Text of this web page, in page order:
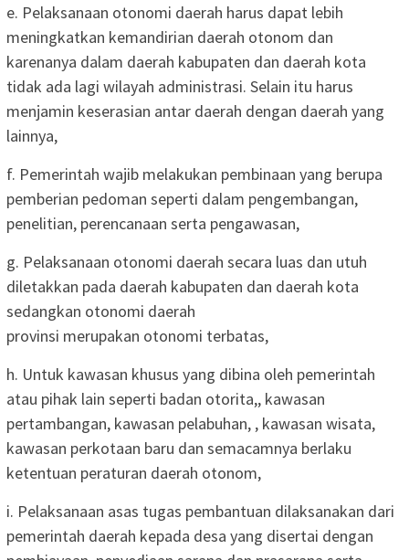
e. Pelaksanaan otonomi daerah harus dapat lebih
meningkatkan kemandirian daerah otonom dan
karenanya dalam daerah kabupaten dan daerah kota
tidak ada lagi wilayah administrasi. Selain itu harus
menjamin keserasian antar daerah dengan daerah yang
lainnya,
f. Pemerintah wajib melakukan pembinaan yang berupa
pemberian pedoman seperti dalam pengembangan,
penelitian, perencanaan serta pengawasan,
g. Pelaksanaan otonomi daerah secara luas dan utuh
diletakkan pada daerah kabupaten dan daerah kota
sedangkan otonomi daerah
provinsi merupakan otonomi terbatas,
h. Untuk kawasan khusus yang dibina oleh pemerintah
atau pihak lain seperti badan otorita,, kawasan
pertambangan, kawasan pelabuhan, , kawasan wisata,
kawasan perkotaan baru dan semacamnya berlaku
ketentuan peraturan daerah otonom,
i. Pelaksanaan asas tugas pembantuan dilaksanakan dari
pemerintah daerah kepada desa yang disertai dengan